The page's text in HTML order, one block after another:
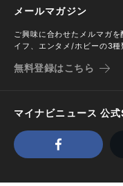
メールマガジン
ご興味に合わせたメルマガ
イフ、エンタメ/ホビーの3種
無料登録はこちら
マイナビニュース 公